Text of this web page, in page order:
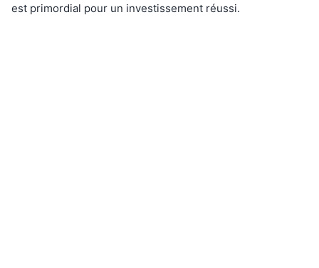
est primordial pour un investissement réussi.